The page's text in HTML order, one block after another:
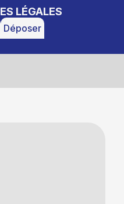
LÉGALES
Déposer